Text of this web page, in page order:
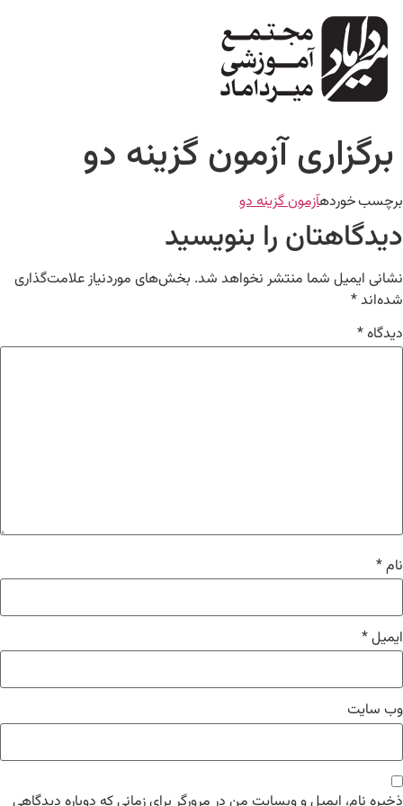
برگزاری آزمون گزینه دو
برچسب خوردهآزمون گزینه دو
دیدگاهتان را بنویسید
نشانی ایمیل شما منتشر نخواهد شد. بخش‌های موردنیاز علامت‌گذاری
شده‌اند*
دیدگاه*
نام*
ایمیل*
وب‌ سایت